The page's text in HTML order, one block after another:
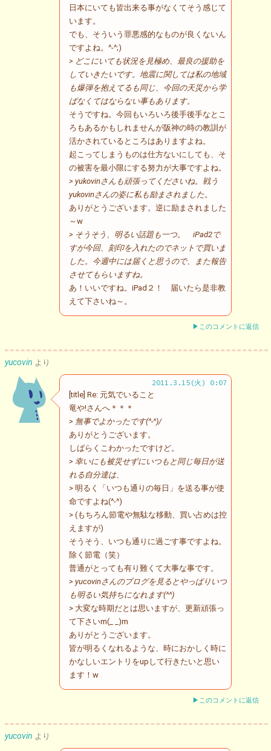
日本にいても皆出来る事がなくてそう感じて
います。
でも、そういう罪悪感的なものが良くないん
ですよね。^-^;)
> どこにいても状況を見極め、最良の援助を
していきたいです。地震に関しては私の地域
も爆弾を抱えてるも同じ、今回の天災から学
ばなくてはならない事もあります。
そうですね。今回もいろいろ後手後手なとこ
ろもあるかもしれませんが阪神の時の教訓が
活かされているところはありますよね。
起こってしまうものは仕方ないにしても、そ
の被害を最小限にする努力が大事ですよね。
> yukovinさんも頑張ってくださいね。戦う
yukovinさんの姿に私も励まされました。
ありがとうございます。逆に励まされました
～w
> そうそう、明るい話題も一つ。 iPad2で
すが今回、刻印を入れたのでネットで買いま
した。今週中には届くと思うので、また報告
させてもらいますね。
あ！いいですね。iPad２！ 届いたら是非教
えて下さいね～。
▶このコメントに返信
yucovin より
2011.3.15(火) 0:07
[title] Re: 元気でいること
竜や!さんへ＊＊＊
> 無事でよかったです(^-^)/
ありがとうございます。
しばらくこわかったですけど。
> 幸いにも被災せずにいつもと同じ毎日が送
れる自分達は、
> 明るく「いつも通りの毎日」を送る事が使
命ですよね(^-^)
> (もちろん節電や無駄な移動、買い占めは控
えますが)
そうそう、いつも通りに過ごす事ですよね。
除く節電（笑）
普通がとっても有り難くて大事な事です。
> yucovinさんのブログを見るとやっぱりいつ
も明るい気持ちになれます(^^)
> 大変な時期だとは思いますが、更新頑張っ
て下さいm(_ _)m
ありがとうございます。
皆が明るくなれるような、時におかしく時に
かなしいエントリをupして行きたいと思い
ます！w
▶このコメントに返信
yucovin より